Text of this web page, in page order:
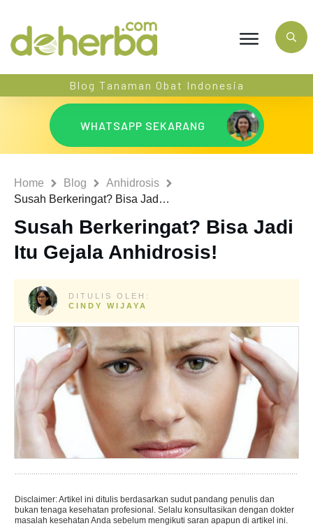
Blog Tanaman Obat Indonesia
WHATSAPP SEKARANG
Home Blog
Anhidrosis
Susah Berkeringat? Bisa Jadi Itu Gejala Anhidrosis!
Susah Berkeringat? Bisa Jadi
Itu Gejala Anhidrosis!
DITULIS OLEH:
CINDY WIJAYA
Disclaimer: Artikel ini ditulis berdasarkan sudut pandang penulis dan
bukan tenaga kesehatan profesional. Selalu konsultasikan dengan dokter
masalah kesehatan Anda sebelum mengikuti saran apapun di artikel ini.